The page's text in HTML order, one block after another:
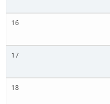
16
17
18